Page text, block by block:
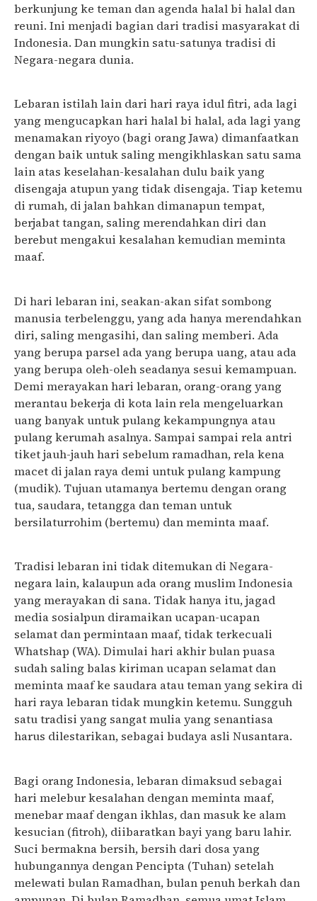
berkunjung ke teman dan agenda halal bi halal dan
reuni. Ini menjadi bagian dari tradisi masyarakat di
Indonesia. Dan mungkin satu-satunya tradisi di
Negara-negara dunia.
Lebaran istilah lain dari hari raya idul fitri, ada lagi
yang mengucapkan hari halal bi halal, ada lagi yang
menamakan riyoyo (bagi orang Jawa) dimanfaatkan
dengan baik untuk saling mengikhlaskan satu sama
lain atas keselahan-kesalahan dulu baik yang
disengaja atupun yang tidak disengaja. Tiap ketemu
di rumah, di jalan bahkan dimanapun tempat,
berjabat tangan, saling merendahkan diri dan
berebut mengakui kesalahan kemudian meminta
maaf.
Di hari lebaran ini, seakan-akan sifat sombong
manusia terbelenggu, yang ada hanya merendahkan
diri, saling mengasihi, dan saling memberi. Ada
yang berupa parsel ada yang berupa uang, atau ada
yang berupa oleh-oleh seadanya sesui kemampuan.
Demi merayakan hari lebaran, orang-orang yang
merantau bekerja di kota lain rela mengeluarkan
uang banyak untuk pulang kekampungnya atau
pulang kerumah asalnya. Sampai sampai rela antri
tiket jauh-jauh hari sebelum ramadhan, rela kena
macet di jalan raya demi untuk pulang kampung
(mudik). Tujuan utamanya bertemu dengan orang
tua, saudara, tetangga dan teman untuk
bersilaturrohim (bertemu) dan meminta maaf.
Tradisi lebaran ini tidak ditemukan di Negara-
negara lain, kalaupun ada orang muslim Indonesia
yang merayakan di sana. Tidak hanya itu, jagad
media sosialpun diramaikan ucapan-ucapan
selamat dan permintaan maaf, tidak terkecuali
Whatshap (WA). Dimulai hari akhir bulan puasa
sudah saling balas kiriman ucapan selamat dan
meminta maaf ke saudara atau teman yang sekira di
hari raya lebaran tidak mungkin ketemu. Sungguh
satu tradisi yang sangat mulia yang senantiasa
harus dilestarikan, sebagai budaya asli Nusantara.
Bagi orang Indonesia, lebaran dimaksud sebagai
hari melebur kesalahan dengan meminta maaf,
menebar maaf dengan ikhlas, dan masuk ke alam
kesucian (fitroh), diibaratkan bayi yang baru lahir.
Suci bermakna bersih, bersih dari dosa yang
hubungannya dengan Pencipta (Tuhan) setelah
melewati bulan Ramadhan, bulan penuh berkah dan